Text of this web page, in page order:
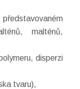
malténů,
disperzi
tvaru),